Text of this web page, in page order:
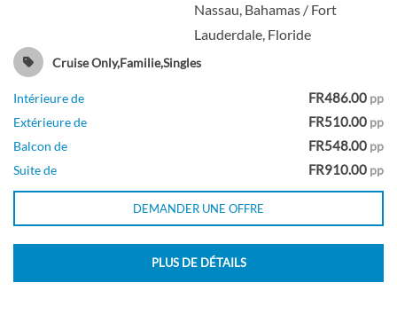
Intérieure
Nassau, Bahamas / Fort
Lauderdale, Floride
Cruise Only,Familie,Singles
Intérieure de FR486.00 pp
Extérieure de
FR510.00 pp
Balcon de
FR548.00 pp
Suite de
FR910.00 pp
DEMANDER UNE OFFRE
PLUS DE DÉTAILS